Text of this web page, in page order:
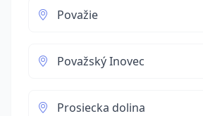
Považie
Považský Inovec
Prosiecka dolina